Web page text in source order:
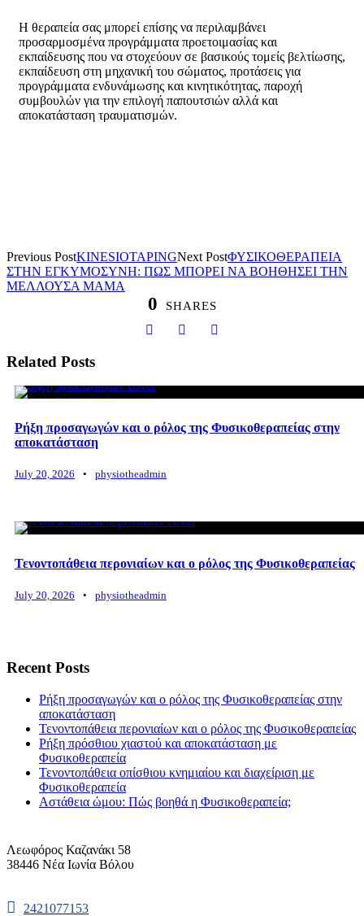
Η θεραπεία σας μπορεί επίσης να περιλαμβάνει
προσαρμοσμένα προγράμματα προετοιμασίας και
εκπαίδευσης που να στοχεύουν σε βασικούς τομείς βελτίωσης,
εκπαίδευση στη μηχανική του σώματος, προτάσεις για
προγράμματα ενδυνάμωσης και κινητικότητας, παροχή
συμβουλών για την επιλογή παπουτσιών αλλά και
αποκατάσταση τραυματισμών.
Previous PostKINESIOTAPINGNext PostΦΥΣΙΚΟΘΕΡΑΠΕΙΑ
ΣΤΗΝ ΕΓΚΥΜΟΣΥΝΗ: ΠΩΣ ΜΠΟΡΕΙ ΝΑ ΒΟΗΘΗΣΕΙ ΤΗΝ
ΜΕΛΛΟΥΣΑ ΜΑΜΑ
0 SHARES
Related Posts
Ρήξη προσαγωγών και ο ρόλος της Φυσικοθεραπείας στην
αποκατάσταση
July 20, 2026 • physiotheadmin
Τενοντοπάθεια περονιαίων και ο ρόλος της Φυσικοθεραπείας
July 20, 2026 • physiotheadmin
Recent Posts
Ρήξη προσαγωγών και ο ρόλος της Φυσικοθεραπείας στην
αποκατάσταση
Τενοντοπάθεια περονιαίων και ο ρόλος της Φυσικοθεραπείας
Ρήξη πρόσθιου χιαστού και αποκατάσταση με
Φυσικοθεραπεία
Τενοντοπάθεια οπίσθιου κνημιαίου και διαχείριση με
Φυσικοθεραπεία
Αστάθεια ώμου: Πώς βοηθά η Φυσικοθεραπεία;
Λεωφόρος Καζανάκι 58
38446 Νέα Ιωνία Βόλου
2421077153